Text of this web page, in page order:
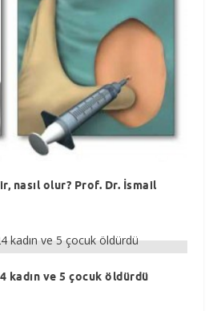
nasıl olur? Prof. Dr. İsmail
kadın ve 5 çocuk öldürdü